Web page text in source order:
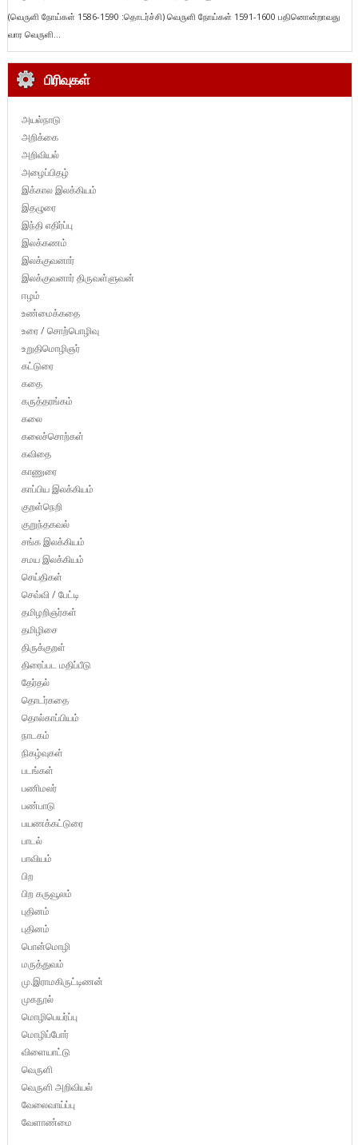
(வெருளி நோய்கள் 1586-1590 :தொடர்ச்சி) வெருளி நோய்கள் 1591-1600 பதினொன்றாவது
வார வெருளி...
பிரிவுகள்
அயல்நாடு
அறிக்கை
அறிவியல்
அழைப்பிதழ்
இக்கால இலக்கியம்
இதழுரை
இந்தி எதிர்ப்பு
இலக்கணம்
இலக்குவனார்
இலக்குவனார் திருவள்ளுவன்
ஈழம்
உண்மைக்கதை
உரை / சொற்பொழிவு
உறுதிமொழிஞர்
கட்டுரை
கதை
கருத்தரங்கம்
கலை
கலைச்சொற்கள்
கவிதை
காணுரை
காப்பிய இலக்கியம்
குறள்நெறி
குறுந்தகவல்
சங்க இலக்கியம்
சமய இலக்கியம்
செய்திகள்
செவ்வி / பேட்டி
தமிழறிஞர்கள்
தமிழிசை
திருக்குறள்
திரைப்பட மதிப்பீடு
தேர்தல்
தொடர்கதை
தொல்காப்பியம்
நாடகம்
நிகழ்வுகள்
படங்கள்
பணிமலர்
பண்பாடு
பயணக்கட்டுரை
பாடல்
பாவியம்
பிற
பிற கருவூலம்
புதினம்
புதினம்
பொன்மொழி
மருத்துவம்
மு.இராமகிருட்டிணன்
முகநூல்
மொழிபெயர்ப்பு
மொழிப்போர்
விளையாட்டு
வெருளி
வெருளி அறிவியல்
வேலைவாய்ப்பு
வேளாண்மை